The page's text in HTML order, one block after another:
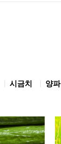
시금치 양파